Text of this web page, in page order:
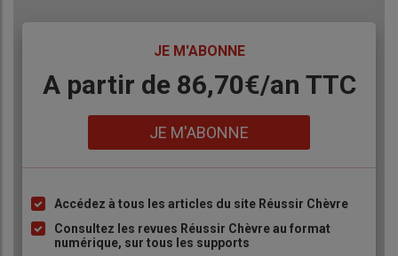
JE M'ABONNE
Body
A partir de 86,70€/an TTC
JE M'ABONNE
Liste
à
puce
Accédez à tous les articles du site Réussir Chèvre
Consultez les revues Réussir Chèvre au format
numérique, sur tous les supports